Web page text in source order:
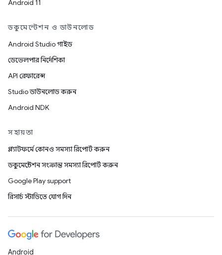
Android 11
ডকুমেন্টেশন ও ডাউনলোড
Android Studio গাইড
ডেভেলপার নির্দেশিকা
API রেফারেন্স
Studio ডাউনলোড করুন
Android NDK
সহায়তা
প্ল্যাটফর্মে কোনও সমস্যা রিপোর্ট করুন
ডকুমেন্টেশন সংক্রান্ত সমস্যা রিপোর্ট করুন
Google Play support
রিসার্চ স্টাডিতে যোগ দিন
Android